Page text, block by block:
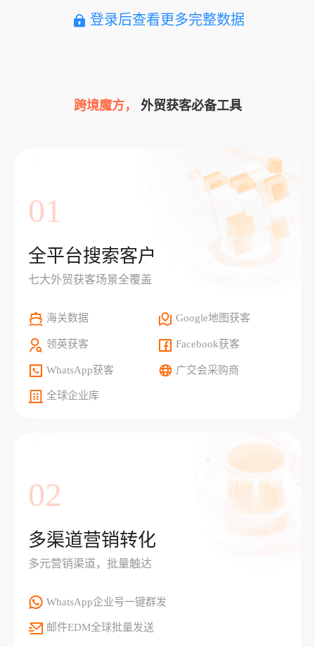
登录后查看更多完整数据
跨境魔方， 外贸获客必备工具
01
全平台搜索客户
七大外贸获客场景全覆盖
海关数据 Google地图获客
领英获客 Facebook获客
WhatsApp获客 广交会采购商
全球企业库
02
多渠道营销转化
多元营销渠道，批量触达
WhatsApp企业号一键群发
邮件EDM全球批量发送